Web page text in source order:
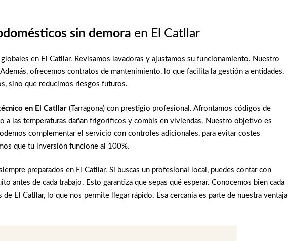
sin demora en El Catllar
en El Catllar. Revisamos lavadoras y ajustamos su funcionamiento. Nuestro
ofrecemos contratos de mantenimiento, lo que facilita la gestión a entidades.
sino que reducimos riesgos futuros.
en El Catllar (Tarragona) con prestigio profesional. Afrontamos códigos de
a las temperaturas dañan frigoríficos y combis en viviendas. Nuestro objetivo es
complementar el servicio con controles adicionales, para evitar costes
que tu inversión funcione al 100%.
preparados en El Catllar. Si buscas un profesional local, puedes contar con
antes de cada trabajo. Esto garantiza que sepas qué esperar. Conocemos bien cada
El Catllar, lo que nos permite llegar rápido. Esa cercanía es parte de nuestra ventaja